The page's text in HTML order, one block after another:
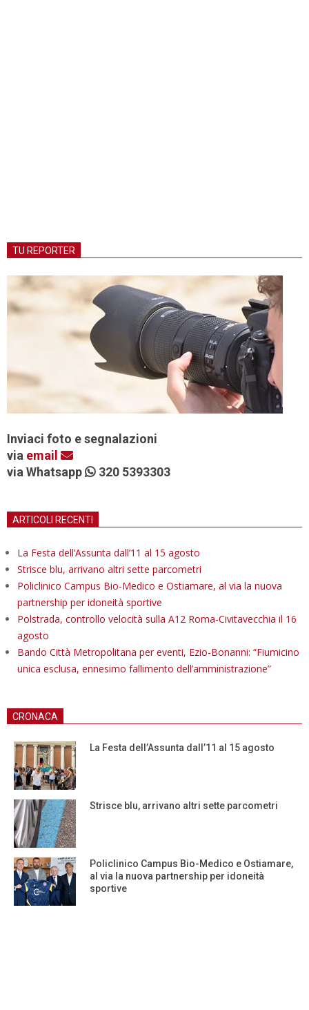
TU REPORTER
Inviaci foto e segnalazioni
via email
via Whatsapp
320 5393303
ARTICOLI RECENTI
La Festa dell’Assunta dall’11 al 15 agosto
Strisce blu, arrivano altri sette parcometri
Policlinico Campus Bio-Medico e Ostiamare, al via la nuova
partnership per idoneità sportive
Polstrada, controllo velocità sulla A12 Roma-Civitavecchia il 16
agosto
Bando Città Metropolitana per eventi, Ezio-Bonanni: “Fiumicino
unica esclusa, ennesimo fallimento dell’amministrazione”
CRONACA
La Festa dell’Assunta dall’11 al 15 agosto
Strisce blu, arrivano altri sette parcometri
Policlinico Campus Bio-Medico e Ostiamare,
al via la nuova partnership per idoneità
sportive